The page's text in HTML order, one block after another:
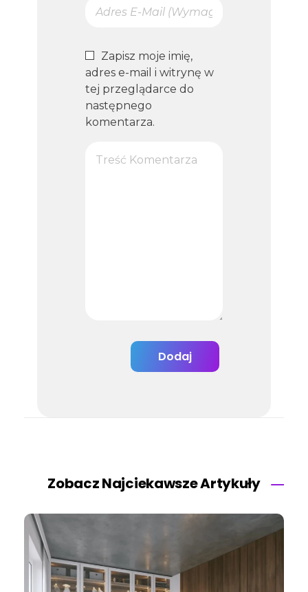
Zapisz moje imię,
adres e-mail i witrynę w
tej przeglądarce do
następnego
komentarza.
Zobacz Najciekawsze Artykuły